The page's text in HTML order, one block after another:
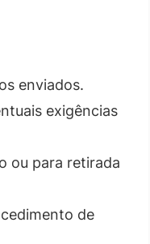
enviados.
exigências
ou para retirada
de